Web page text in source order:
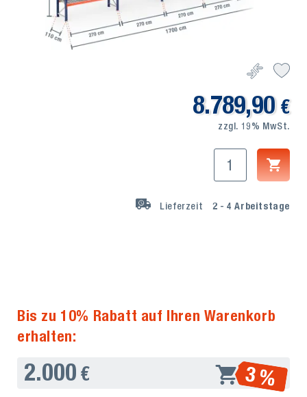
8.789,90 €
zzgl. 19% MwSt.
Lieferzeit 2 - 4 Arbeitstage
Bis zu 10% Rabatt auf Ihren Warenkorb
erhalten:
2.000 € 3 %